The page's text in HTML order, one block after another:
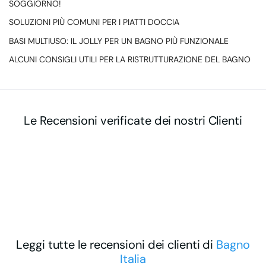
SOGGIORNO!
SOLUZIONI PIÙ COMUNI PER I PIATTI DOCCIA
BASI MULTIUSO: IL JOLLY PER UN BAGNO PIÙ FUNZIONALE
ALCUNI CONSIGLI UTILI PER LA RISTRUTTURAZIONE DEL BAGNO
Le Recensioni verificate dei nostri Clienti
Leggi tutte le recensioni dei clienti di Bagno
Italia